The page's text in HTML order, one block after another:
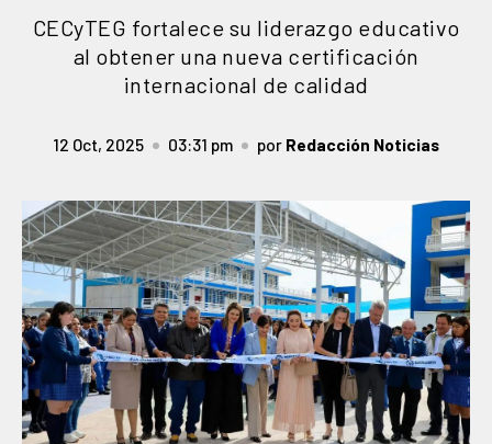
CECyTEG fortalece su liderazgo educativo
al obtener una nueva certificación
internacional de calidad
12 Oct, 2025 03:31 pm por Redacción Noticias